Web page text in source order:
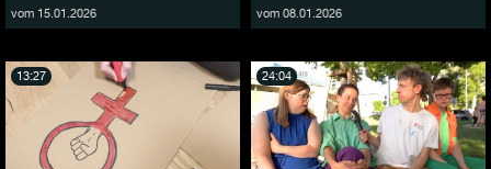
vom 15.01.2026 vom 08.01.2026
13:27 24:04